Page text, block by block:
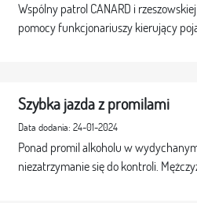
Wspólny patrol CANARD i
pomocy funkcjonariuszy kierujący
Szybka jazda z promilami
Data dodania: 24-01-2024
Ponad promil alkoholu w
niezatrzymanie się do kontroli.